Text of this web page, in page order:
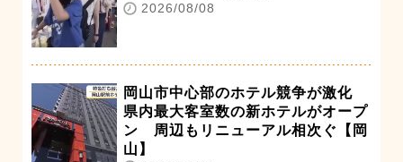
2026/08/08
岡山市中心部のホテル競争が激化
県内最大客室数の新ホテルがオープ
ン 周辺もリニューアル相次ぐ【岡
山】